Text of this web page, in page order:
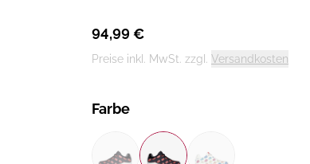
94,99 €
Preise inkl. MwSt. zzgl. Versandkosten
Farbe